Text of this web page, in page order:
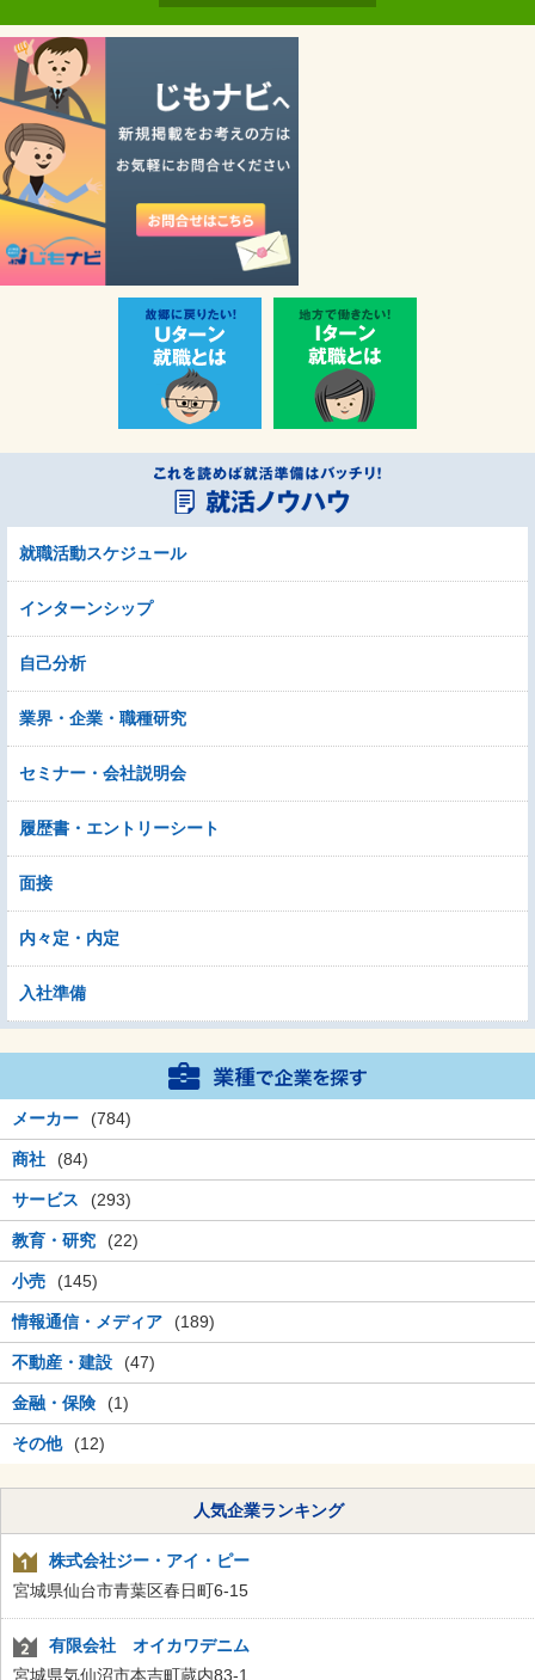
就職活動スケジュール
インターンシップ
自己分析
業界・企業・職種研究
セミナー・会社説明会
履歴書・エントリーシート
面接
内々定・内定
入社準備
メーカー (784)
商社 (84)
サービス (293)
教育・研究 (22)
小売 (145)
情報通信・メディア (189)
不動産・建設 (47)
金融・保険 (1)
その他 (12)
人気企業ランキング
株式会社ジー・アイ・ピー
宮城県仙台市青葉区春日町6-15
有限会社 オイカワデニム
宮城県気仙沼市本吉町蔵内83-1